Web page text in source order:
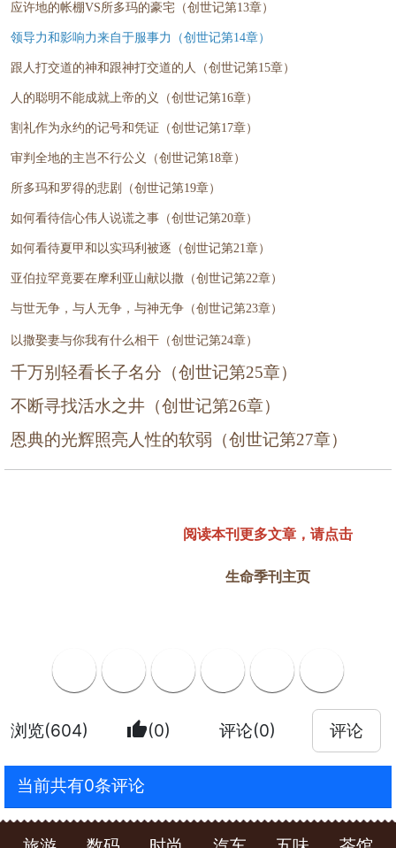
应许地的帐棚VS所多玛的豪宅（创世记第13章）
领导力和影响力来自于服事力（创世记第14章）
跟人打交道的神和跟神打交道的人（创世记第15章）
人的聪明不能成就上帝的义（创世记第16章）
割礼作为永约的记号和凭证（创世记第17章）
审判全地的主岂不行公义（创世记第18章）
所多玛和罗得的悲剧（创世记第19章）
如何看待信心伟人说谎之事（创世记第20章）
如何看待夏甲和以实玛利被逐（创世记第21章）
亚伯拉罕竟要在摩利亚山献以撒（创世记第22章）
与世无争，与人无争，与神无争（创世记第23章）
以撒娶妻与你我有什么相干（创世记第24章）
千万别轻看长子名分（创世记第25章）
不断寻找活水之井（创世记第26章）
恩典的光辉照亮人性的软弱（创世记第27章）
阅读本刊更多文章，请点击
生命季刊主页
浏览(604) thumb_up(0) 评论(0) 评论
当前共有0条评论